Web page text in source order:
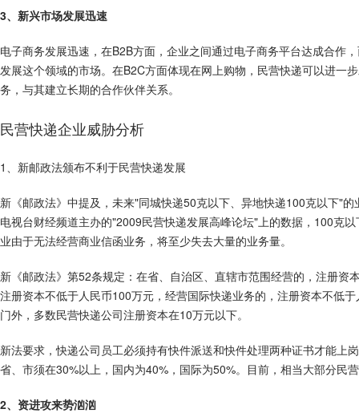
3、新兴市场发展迅速
电子商务发展迅速，在B2B方面，企业之间通过电子商务平台达成合作
发展这个领域的市场。在B2C方面体现在网上购物，民营快递可以进一
务，与其建立长期的合作伙伴关系。
民营快递企业威胁分析
1、新邮政法颁布不利于民营快递发展
新《邮政法》中提及，未来"同城快递50克以下、异地快递100克以下"
电视台财经频道主办的"2009民营快递发展高峰论坛"上的数据，100克
业由于无法经营商业信函业务，将至少失去大量的业务量。
新《邮政法》第52条规定：在省、自治区、直辖市范围经营的，注册
注册资本不低于人民币100万元，经营国际快递业务的，注册资本不低
门外，多数民营快递公司注册资本在10万元以下。
新法要求，快递公司员工必须持有快件派送和快件处理两种证书才能上
省、市须在30%以上，国内为40%，国际为50%。目前，相当大部分民
2、资进攻来势汹汹